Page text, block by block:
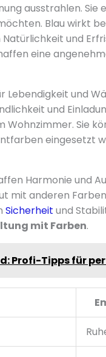
ausstrahlen. Sie
Blau wirkt
und
eine
Lebendigkeit und
und
Wohnzimmer. Sie
eingesetzt
Harmonie und
mit anderen
Sicherheit und
mit Farben.
Profi-Tipps für